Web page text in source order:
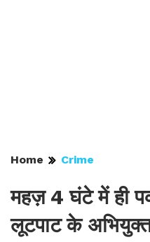
Home Crime
महज़ 4 घंटे में ही
लूटपाट के